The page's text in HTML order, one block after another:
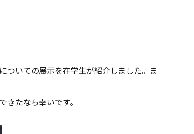
ついての展示を在学生が紹介しました。ま
たなら幸いです。